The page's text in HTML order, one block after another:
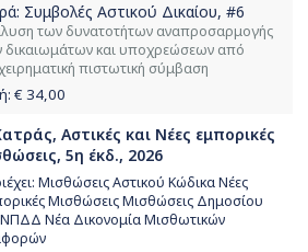
Συμβολές Αστικού Δικαίου, #6
των δυνατοτήτων αναπροσαρμογής
δικαιωμάτων και υποχρεώσεων από
πιστωτική σύμβαση
€ 34,00
Αστικές και Νέες εμπορικές
5η έκδ., 2026
Μισθώσεις Αστικού Κώδικα Νέες
Μισθώσεις Μισθώσεις Δημοσίου
ΝΠΔΔ Νέα Δικονομία Μισθωτικών